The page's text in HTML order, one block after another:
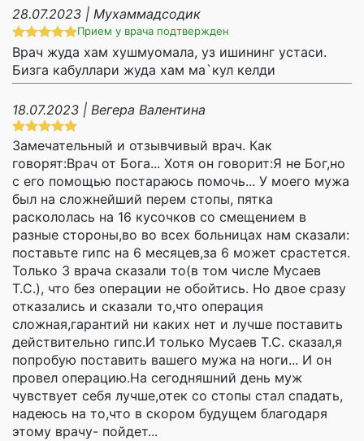
28.07.2023 | Мухаммадсодик
Прием у врача подтвержден
Врач жуда хам хушмуомала, уз ишининг устаси.
Бизга кабуллари жуда хам ма`кул келди
18.07.2023 | Вегера Валентина
Замечательный и отзывчивый врач. Как
говорят:Врач от Бога... Хотя он говорит:Я не Бог,но
с его помощью постараюсь помочь... У моего мужа
был на сложнейший перем стопы, пятка
раскололась на 16 кусочков со смещением в
разные стороны,во во всех больницах нам сказали:
поставьте гипс на 6 месяцев,за 6 может срастется.
Только 3 врача сказали то(в том числе Мусаев
Т.С.), что без операции не обойтись. Но двое сразу
отказались и сказали то,что операция
сложная,гарантий ни каких нет и лучше поставить
действительно гипс.И только Мусаев Т.С. сказал,я
попробую поставить вашего мужа на ноги... И он
провел операцию.На сегодняшний день муж
чувствует себя лучше,отек со стопы стал спадать,
надеюсь на то,что в скором будущем благодаря
этому врачу- пойдет...